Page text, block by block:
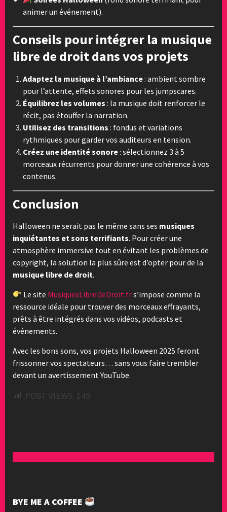
animer un événement).
Conseils pour intégrer la musique
libre de droit dans vos projets
Adaptez la musique à l’ambiance: ambient sombre
pour l’attente, effets sonores pour les jumpscares.
Équilibrez les volumes : la musique doit renforcer le
récit, pas étouffer la narration.
Utilisez des transitions : fondus et variations
rythmiques pour garder vos auditeurs en tension.
Créez une identité sonore: sélectionnez 3 à 5
morceaux récurrents pour donner une cohérence à vos
contenus.
Conclusion
Halloween ne serait pas le même sans ses musiques
inquiétantes et sons terrifiants. Pour créer une
atmosphère immersive tout en évitant les problèmes de
copyright, la solution la plus sûre est d’opter pour de la
musique libre de droit.
Le site MusiquesLibreDeDroit.frs’impose comme la
ressource idéale pour trouver des morceaux effrayants,
prêts à être intégrés dans vos vidéos, podcasts et
événements.
Avec les bons sons, vos projets Halloween 2025 feront
frissonner vos spectateurs… sans vous faire trembler
devant un avertissement YouTube.
POST VIEWS: 149
BYE ME A COFFEE